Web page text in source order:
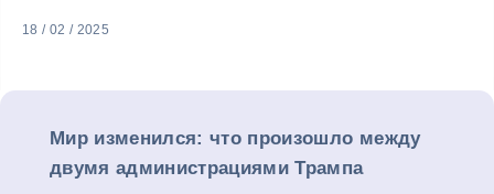
18 / 02 / 2025
Мир изменился: что произошло между
двумя администрациями Трампа